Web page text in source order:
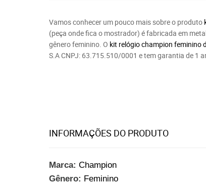
Vamos conhecer um pouco mais sobre o produto
(peça onde fica o mostrador) é fabricada em
gênero feminino. O kit relógio champion feminino
S.A CNPJ: 63.715.510/0001 e tem garantia de 1
INFORMAÇÕES DO PRODUTO
Marca: Champion
Gênero: Feminino